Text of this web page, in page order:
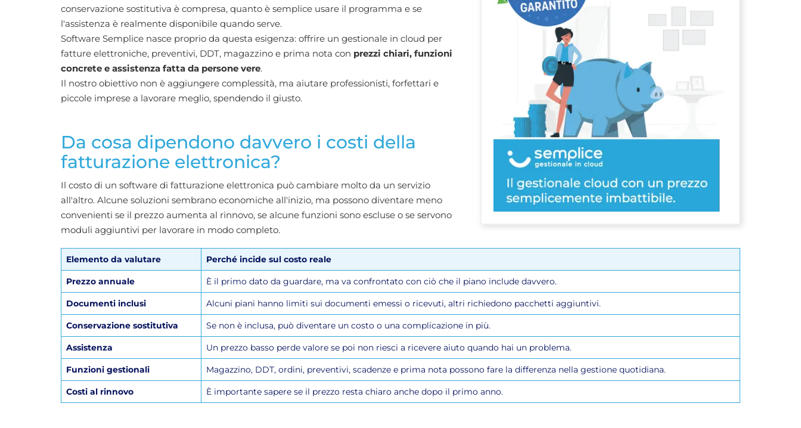
conservazione sostitutiva è compresa, quanto è semplice usare il programma e se
l'assistenza è realmente disponibile quando serve.
Software Semplice nasce proprio da questa esigenza: offrire un gestionale in cloud per
fatture elettroniche, preventivi, DDT, magazzino e prima nota con prezzi chiari, funzioni
concrete e assistenza fatta da persone vere.
Il nostro obiettivo non è aggiungere complessità, ma aiutare professionisti, forfettari e
piccole imprese a lavorare meglio, spendendo il giusto.
Da cosa dipendono davvero i costi della
fatturazione elettronica?
Il costo di un software di fatturazione elettronica può cambiare molto da un servizio
all'altro. Alcune soluzioni sembrano economiche all'inizio, ma possono diventare meno
convenienti se il prezzo aumenta al rinnovo, se alcune funzioni sono escluse o se servono
moduli aggiuntivi per lavorare in modo completo.
Elemento da valutare Perché incide sul costo reale
Prezzo annuale È il primo dato da guardare, ma va confrontato con ciò che il piano include davvero.
Documenti inclusi Alcuni piani hanno limiti sui documenti emessi o ricevuti, altri richiedono pacchetti aggiuntivi.
Conservazione sostitutiva Se non è inclusa, può diventare un costo o una complicazione in più.
Assistenza Un prezzo basso perde valore se poi non riesci a ricevere aiuto quando hai un problema.
Funzioni gestionali Magazzino, DDT, ordini, preventivi, scadenze e prima nota possono fare la differenza nella gestione quotidiana.
Costi al rinnovo È importante sapere se il prezzo resta chiaro anche dopo il primo anno.